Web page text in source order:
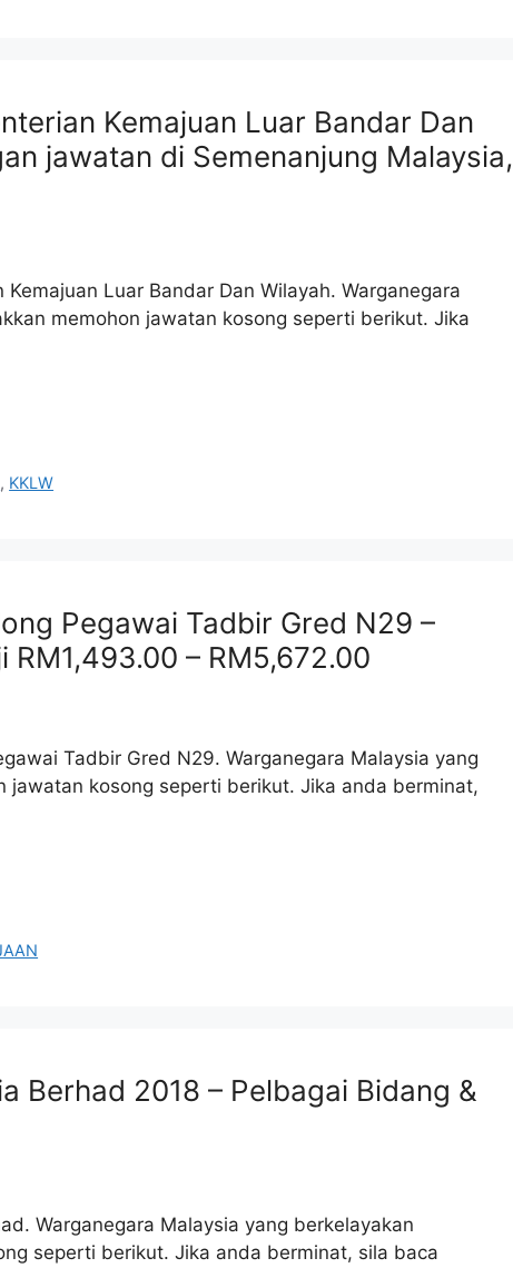
Kemajuan Luar Bandar Dan
jawatan di Semenanjung Malaysia,
Luar Bandar Dan Wilayah. Warganegara
memohon jawatan kosong seperti berikut. Jika
, KKLW
Pegawai Tadbir Gred N29 –
RM1,493.00 – RM5,672.00
Tadbir Gred N29. Warganegara Malaysia yang
jawatan kosong seperti berikut. Jika anda berminat,
Berhad 2018 – Pelbagai Bidang &
Warganegara Malaysia yang berkelayakan
seperti berikut. Jika anda berminat, sila baca